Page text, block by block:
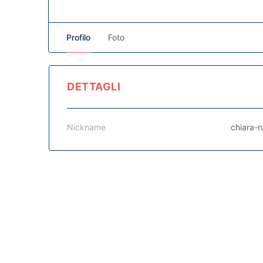
Profilo Foto
DETTAGLI
Nickname chiara-